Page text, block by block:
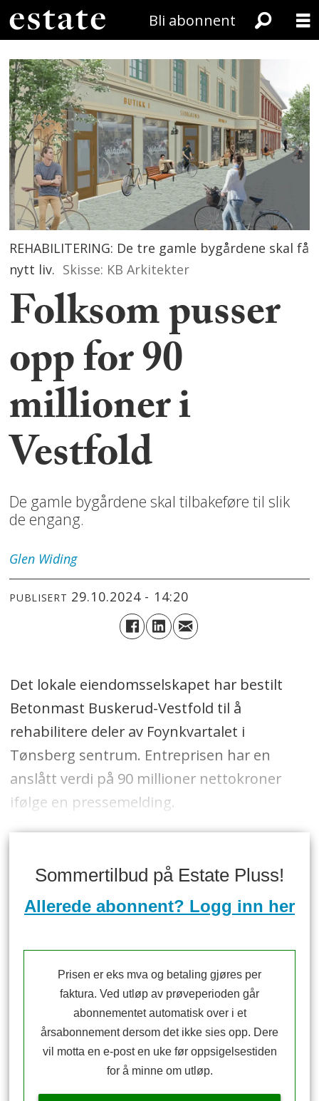
Bli abonnent
REHABILITERING: De tre gamle bygårdene skal få
nytt liv. Skisse: KB Arkitekter
Folksom pusser
opp for 90
millioner i
Vestfold
De gamle bygårdene skal tilbakeføre til slik
de engang.
Glen Widing
PUBLISERT 29.10.2024 - 14:20
Det lokale eiendomsselskapet har bestilt
Betonmast Buskerud-Vestfold til å
rehabilitere deler av Foynkvartalet i
Tønsberg sentrum. Entreprisen har en
anslått verdi på 90 millioner nettokroner
ifølge en pressemelding.
Sommertilbud på Estate Pluss!
Allerede abonnent? Logg inn her
Prisen er eks mva og betaling gjøres per
faktura. Ved utløp av prøveperioden går
abonnementet automatisk over i et
årsabonnement dersom det ikke sies opp. Dere
vil motta en e-post en uke før oppsigelsestiden
for å minne om utløp.